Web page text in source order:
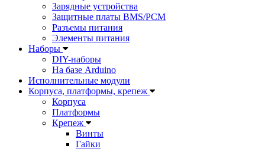
Зарядные устройства
Защитные платы BMS/PCM
Разъемы питания
Элементы питания
Наборы
DIY-наборы
На базе Arduino
Исполнительные модули
Корпуса, платформы, крепеж
Корпуса
Платформы
Крепеж
Винты
Гайки